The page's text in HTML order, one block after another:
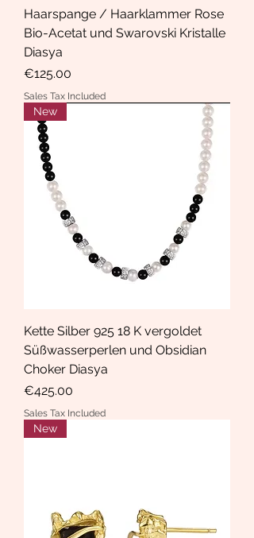
Haarspange / Haarklammer Rose
Bio-Acetat und Swarovski Kristalle
Diasya
Price
€125.00
Sales Tax Included
New
Kette Silber 925 18 K vergoldet
Süßwasserperlen und Obsidian
Choker Diasya
Price
€425.00
Sales Tax Included
New